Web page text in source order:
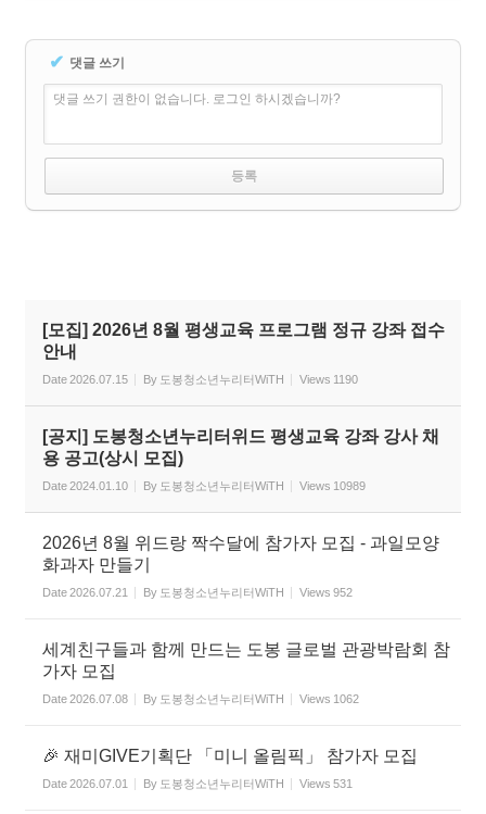
✔ 댓글 쓰기
댓글 쓰기 권한이 없습니다. 로그인 하시겠습니까?
[모집] 2026년 8월 평생교육 프로그램 정규 강좌 접수
안내
Date2026.07.15 By 도봉청소년누리터WiTH Views 1190
[공지] 도봉청소년누리터위드 평생교육 강좌 강사 채
용 공고(상시 모집)
Date2024.01.10 By 도봉청소년누리터WiTH Views 10989
2026년 8월 위드랑 짝수달에 참가자 모집 - 과일모양
화과자 만들기
Date2026.07.21 By 도봉청소년누리터WiTH Views 952
세계친구들과 함께 만드는 도봉 글로벌 관광박람회 참
가자 모집
Date2026.07.08 By 도봉청소년누리터WiTH Views 1062
🎉 재미GIVE기획단 「미니 올림픽」 참가자 모집
Date2026.07.01 By 도봉청소년누리터WiTH Views 531